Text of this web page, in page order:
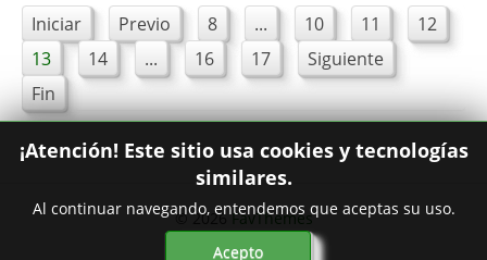
Iniciar
Previo 8 ... 10 11
12
13
14 ... 16 17
Siguiente
Fin
© 2026FavThemes
¡Atención! Este sitio usa cookies y tecnologías
similares.
Al continuar navegando, entendemos que aceptas su uso.
Acepto